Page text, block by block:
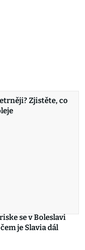
Zjistěte, co
se v Boleslavi
je Slavia dál